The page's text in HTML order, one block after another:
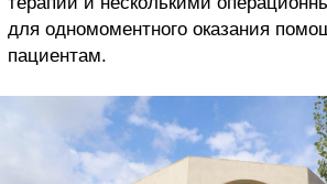
для одномоментного оказания
пациентам.